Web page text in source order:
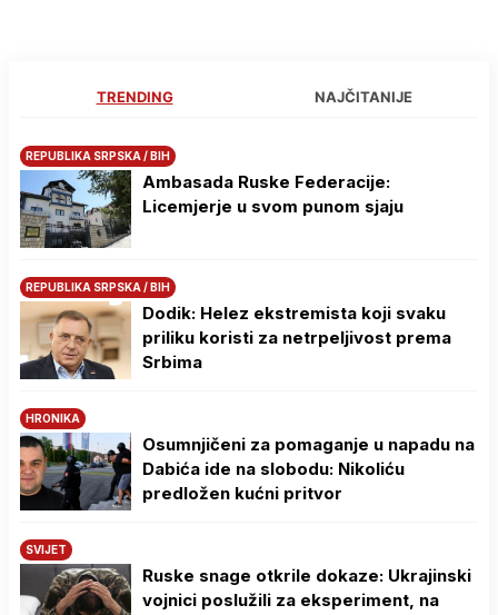
TRENDING NAJČITANIJE
REPUBLIKA SRPSKA / BIH
Ambasada Ruske Federacije:
Licemjerje u svom punom sjaju
REPUBLIKA SRPSKA / BIH
Dodik: Helez ekstremista koji svaku
priliku koristi za netrpeljivost prema
Srbima
HRONIKA
Osumnjičeni za pomaganje u napadu na
Dabića ide na slobodu: Nikoliću
predložen kućni pritvor
SVIJET
Ruske snage otkrile dokaze: Ukrajinski
vojnici poslužili za eksperiment, na